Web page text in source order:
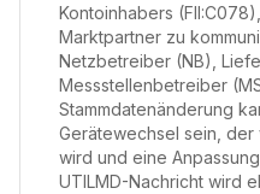
Kontoinhabers
Marktpartner zu
Netzbetreiber (NB),
Messstellenbetreiber
Stammdatenänderung
Gerätewechsel sein,
wird und eine
UTILMD-Nachricht wird